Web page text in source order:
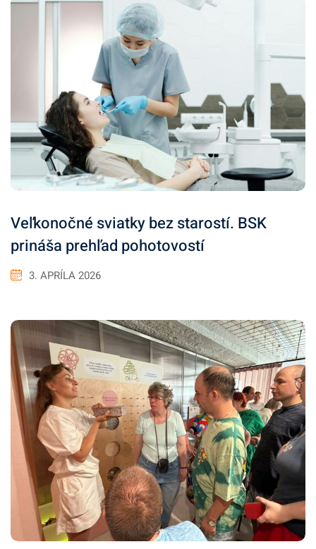
Veľkonočné sviatky bez starostí. BSK
prináša prehľad pohotovostí
3. APRÍLA 2026